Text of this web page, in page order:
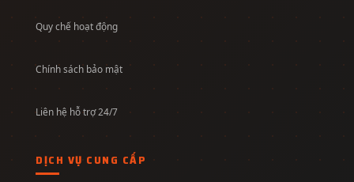
Quy chế hoạt động
Chính sách bảo mật
Liên hệ hỗ trợ 24/7
DỊCH VỤ CUNG CẤP